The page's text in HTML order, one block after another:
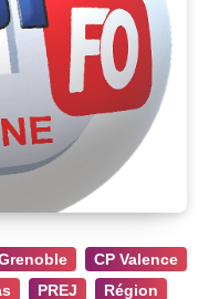
CP Valence
PREJ
Région